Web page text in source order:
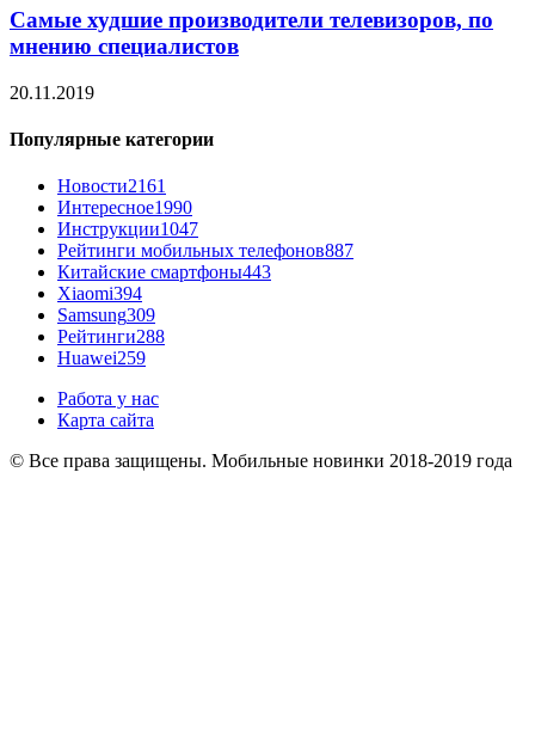
Самые худшие производители телевизоров, по
мнению специалистов
20.11.2019
Популярные категории
Новости2161
Интересное1990
Инструкции1047
Рейтинги мобильных телефонов887
Китайские смартфоны443
Xiaomi394
Samsung309
Рейтинги288
Huawei259
Работа у нас
Карта сайта
© Все права защищены. Мобильные новинки 2018-2019 года